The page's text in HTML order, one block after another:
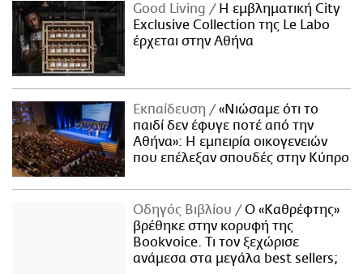
Good Living
Η εμβληματική City
Exclusive Collection της Le Labo
έρχεται στην Αθήνα
Εκπαίδευση
«Νιώσαμε ότι το
παιδί δεν έφυγε ποτέ από την
Αθήνα»: Η εμπειρία οικογενειών
που επέλεξαν σπουδές στην Κύπρο
Οδηγός Βιβλίου
Ο «Καθρέφτης»
βρέθηκε στην κορυφή της
Bookvoice. Τι τον ξεχώρισε
ανάμεσα στα μεγάλα best sellers;